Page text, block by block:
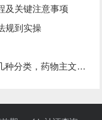
及关键注意事项
规到实操
物主文件备案流程介绍